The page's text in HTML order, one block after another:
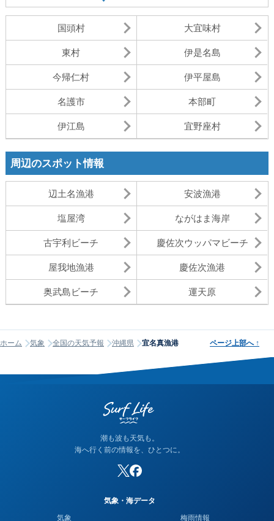
国頭村 大宜味村
東村 伊是名島
今帰仁村 伊平屋島
名護市 本部町
伊江島 宜野座村
周辺のスポット情報
辺土名漁港 安波漁港
塩屋湾 ながはま海岸
古宇利ビーチ 慶佐次ウッパマビーチ
屋我地漁港 慶佐次漁港
奥武島ビーチ 運天原
ホーム 気象 全国の天気予報 沖縄県 宜名真漁港 ページ上部へ ↑
潮も波も天気も。
海へ行く前の情報を、ひとつに。
気象・海データ
気象
梅雨情報